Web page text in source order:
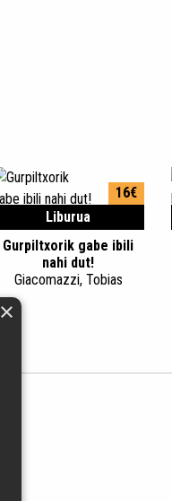
Liburua
16€
Gurpiltxorik gabe ibili
nahi dut!
Giacomazzi, Tobias
×